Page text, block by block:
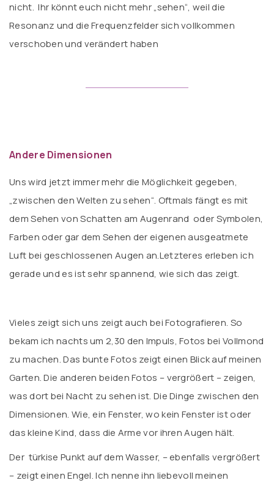
nicht. Ihr könnt euch nicht mehr „sehen“, weil die
Resonanz und die Frequenzfelder sich vollkommen
verschoben und verändert haben
Andere Dimensionen
Uns wird jetzt immer mehr die Möglichkeit gegeben,
„zwischen den Welten zu sehen“. Oftmals fängt es mit
dem Sehen von Schatten am Augenrand oder Symbolen,
Farben oder gar dem Sehen der eigenen ausgeatmete
Luft bei geschlossenen Augen an.Letzteres erleben ich
gerade und es ist sehr spannend, wie sich das zeigt.
Vieles zeigt sich uns zeigt auch bei Fotografieren. So
bekam ich nachts um 2,30 den Impuls, Fotos bei Vollmond
zu machen. Das bunte Fotos zeigt einen Blick auf meinen
Garten. Die anderen beiden Fotos – vergrößert – zeigen,
was dort bei Nacht zu sehen ist. Die Dinge zwischen den
Dimensionen. Wie, ein Fenster, wo kein Fenster ist oder
das kleine Kind, dass die Arme vor ihren Augen hält.
Der türkise Punkt auf dem Wasser, – ebenfalls vergrößert
– zeigt einen Engel. Ich nenne ihn liebevoll meinen